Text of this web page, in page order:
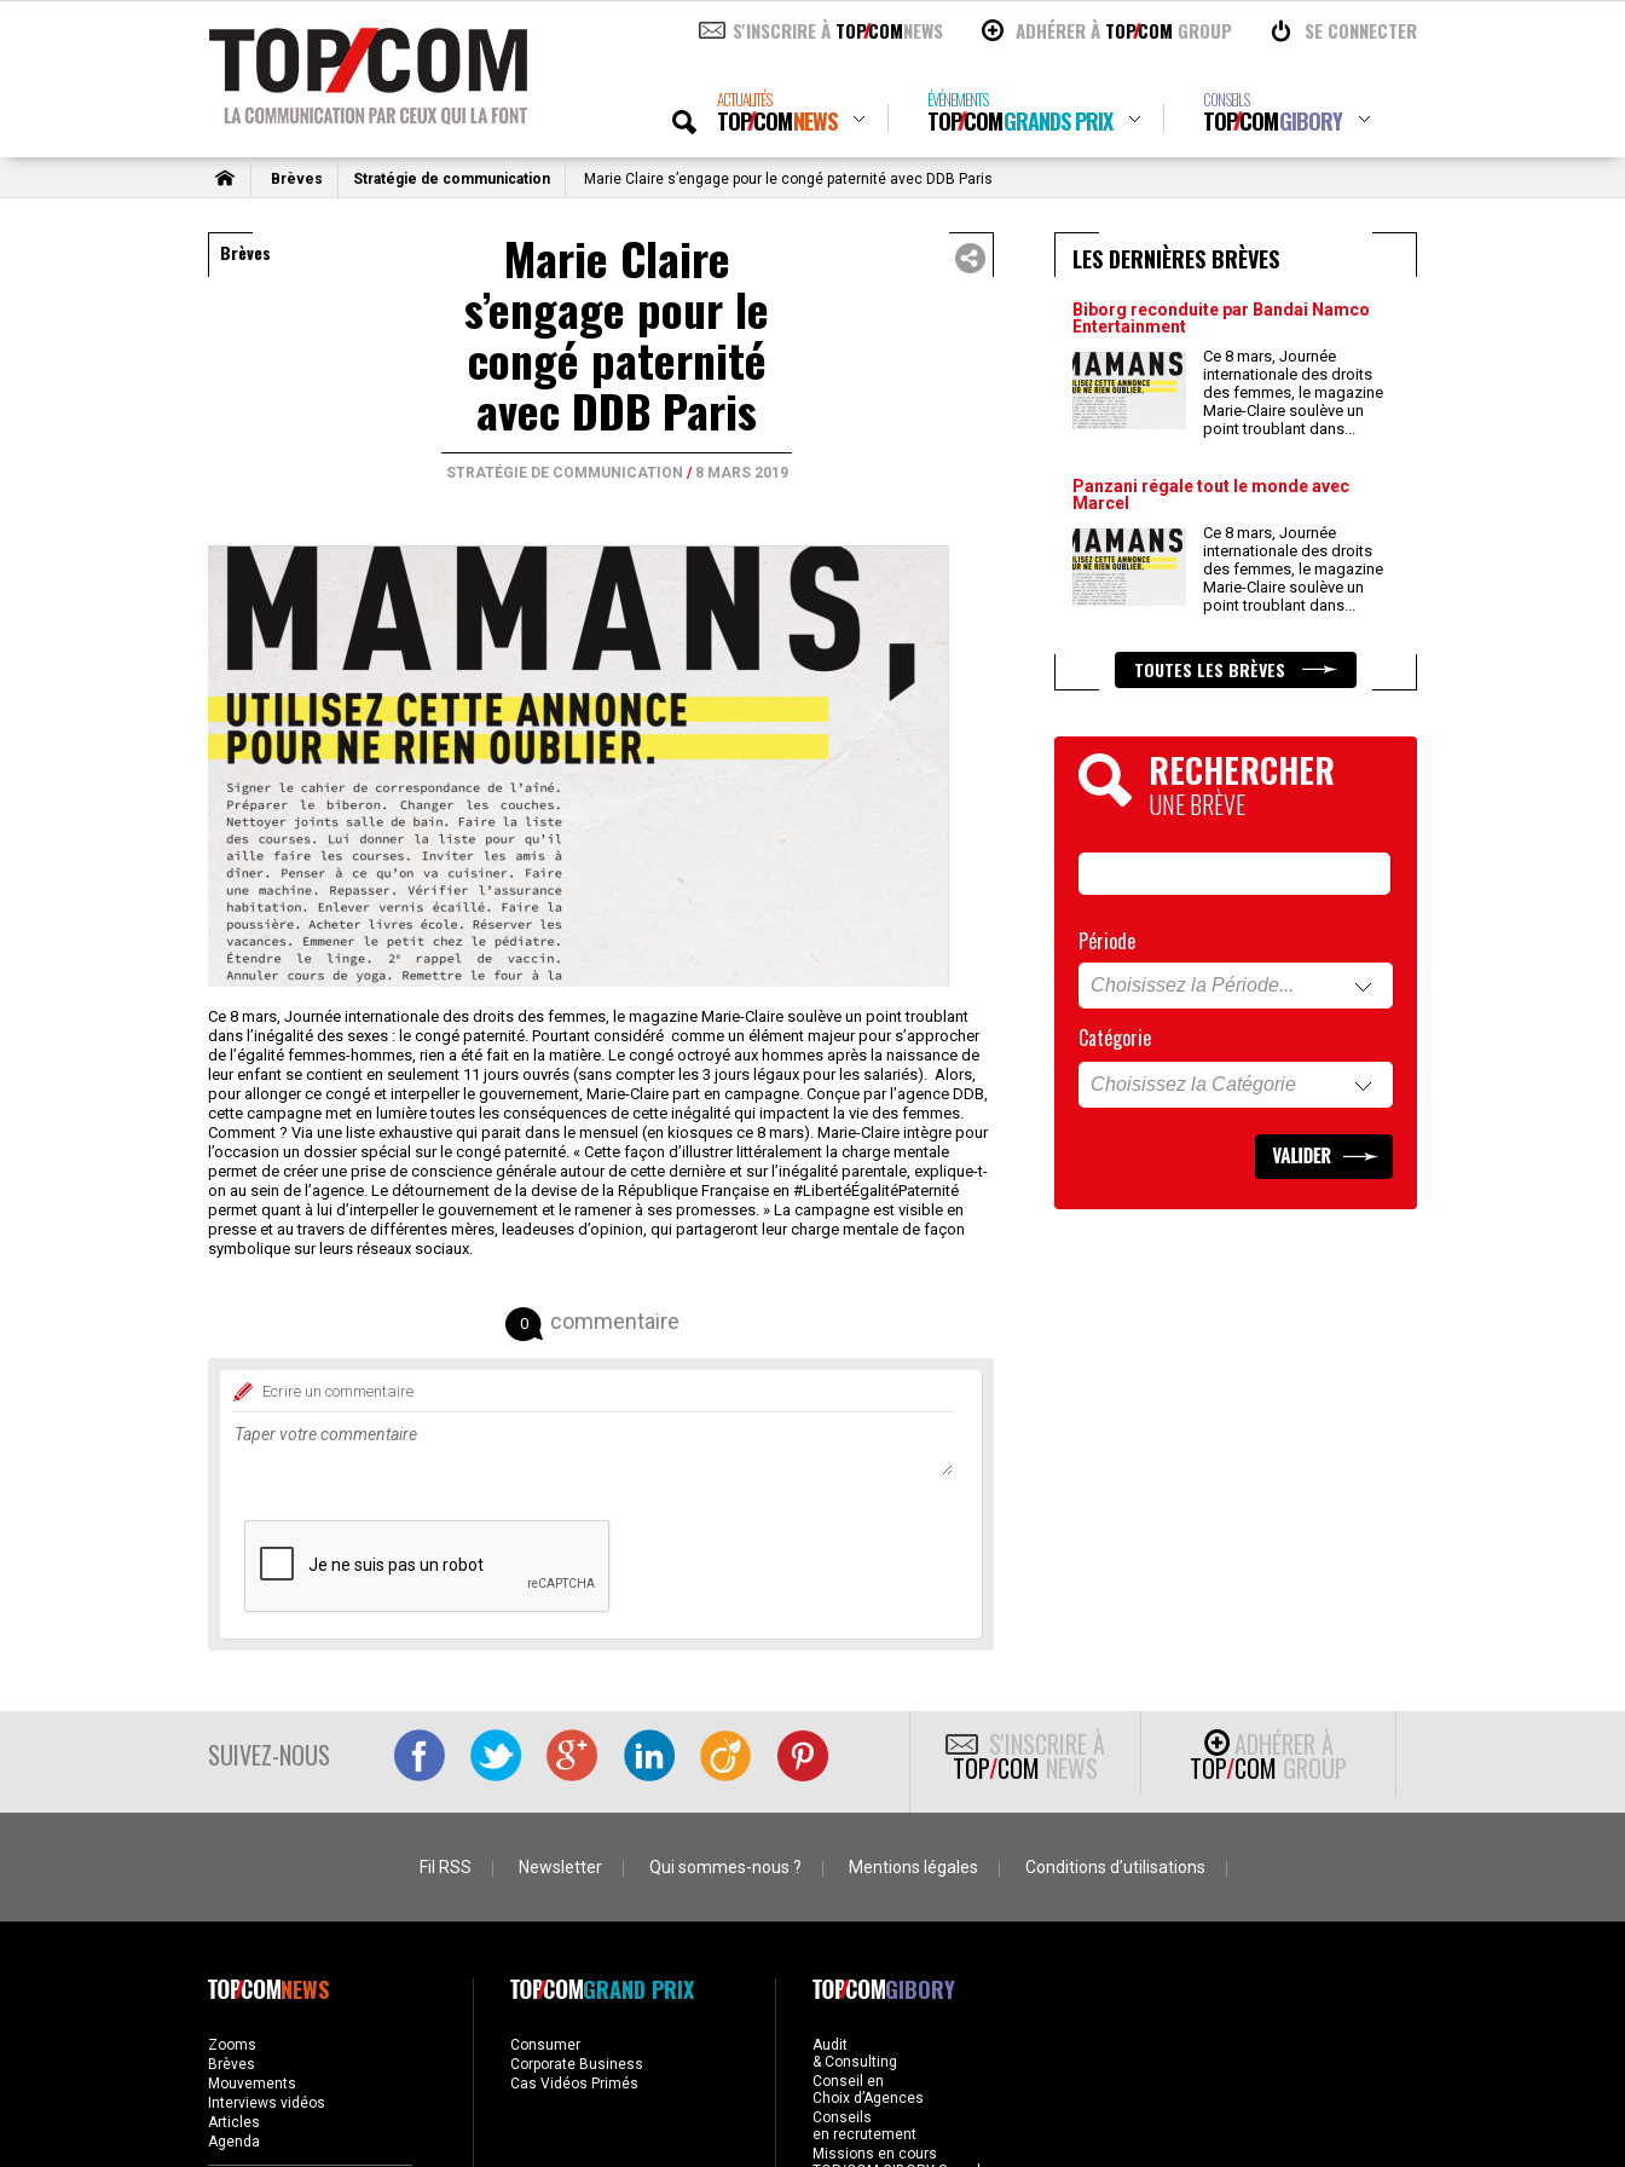
S'INSCRIRE À TOPCOMNEWS ADHÉRER À TOPCOM GROUP SE CONNECTER
ACTUALITÉS
TOPCOMNEWS
ÉVÉNEMENTS
TOPCOMGRANDS PRIX
CONSEILS
TOPCOMGIBORY
Brèves Stratégie de communication Marie Claire s’engage pour le congé paternité avec DDB Paris
Brèves Marie Claire
s’engage pour le
congé paternité
avec DDB Paris
STRATÉGIE DE COMMUNICATION / 8 MARS 2019
Ce 8 mars, Journée internationale des droits des femmes, le magazine Marie-Claire soulève un point troublant
dans l’inégalité des sexes : le congé paternité. Pourtant considéré comme un élément majeur pour s’approcher
de l’égalité femmes-hommes, rien a été fait en la matière. Le congé octroyé aux hommes après la naissance de
leur enfant se contient en seulement 11 jours ouvrés (sans compter les 3 jours légaux pour les salariés). Alors,
pour allonger ce congé et interpeller le gouvernement, Marie-Claire part en campagne. Conçue par l’agence DDB,
cette campagne met en lumière toutes les conséquences de cette inégalité qui impactent la vie des femmes.
Comment ? Via une liste exhaustive qui parait dans le mensuel (en kiosques ce 8 mars). Marie-Claire intègre pour
l’occasion un dossier spécial sur le congé paternité. « Cette façon d’illustrer littéralement la charge mentale
permet de créer une prise de conscience générale autour de cette dernière et sur l’inégalité parentale, explique-t-
on au sein de l’agence. Le détournement de la devise de la République Française en #LibertéÉgalitéPaternité
permet quant à lui d’interpeller le gouvernement et le ramener à ses promesses. » La campagne est visible en
presse et au travers de différentes mères, leadeuses d’opinion, qui partageront leur charge mentale de façon
symbolique sur leurs réseaux sociaux.
0 commentaire
Ecrire un commentaire
LES DERNIÈRES BRÈVES
Biborg reconduite par Bandai Namco
Entertainment
Ce 8 mars, Journée
internationale des droits
des femmes, le magazine
Marie-Claire soulève un
point troublant dans...
Panzani régale tout le monde avec
Marcel
Ce 8 mars, Journée
internationale des droits
des femmes, le magazine
Marie-Claire soulève un
point troublant dans...
TOUTES LES BRÈVES
RECHERCHER
UNE BRÈVE
Période
Catégorie
SUIVEZ-NOUS S'INSCRIRE À
TOP/COM NEWS
ADHÉRER À
TOP/COM GROUP
Fil RSS Newsletter Qui sommes-nous ? Mentions légales Conditions d’utilisations
NEWS
Zooms
Brèves
Mouvements
Interviews vidéos
Articles
Agenda
GRAND PRIX
Consumer
Corporate Business
Cas Vidéos Primés
GIBORY
Audit
& Consulting
Conseil en
Choix d’Agences
Conseils
en recrutement
Missions en cours